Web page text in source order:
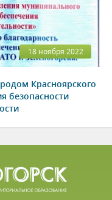
18 ноября 2022
Красноярского
безопасности